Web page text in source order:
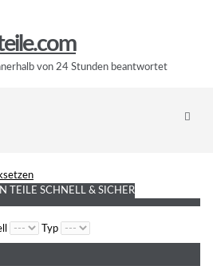
von 24 Stunden beantwortet
TEILE SCHNELL & SICHER
Typ